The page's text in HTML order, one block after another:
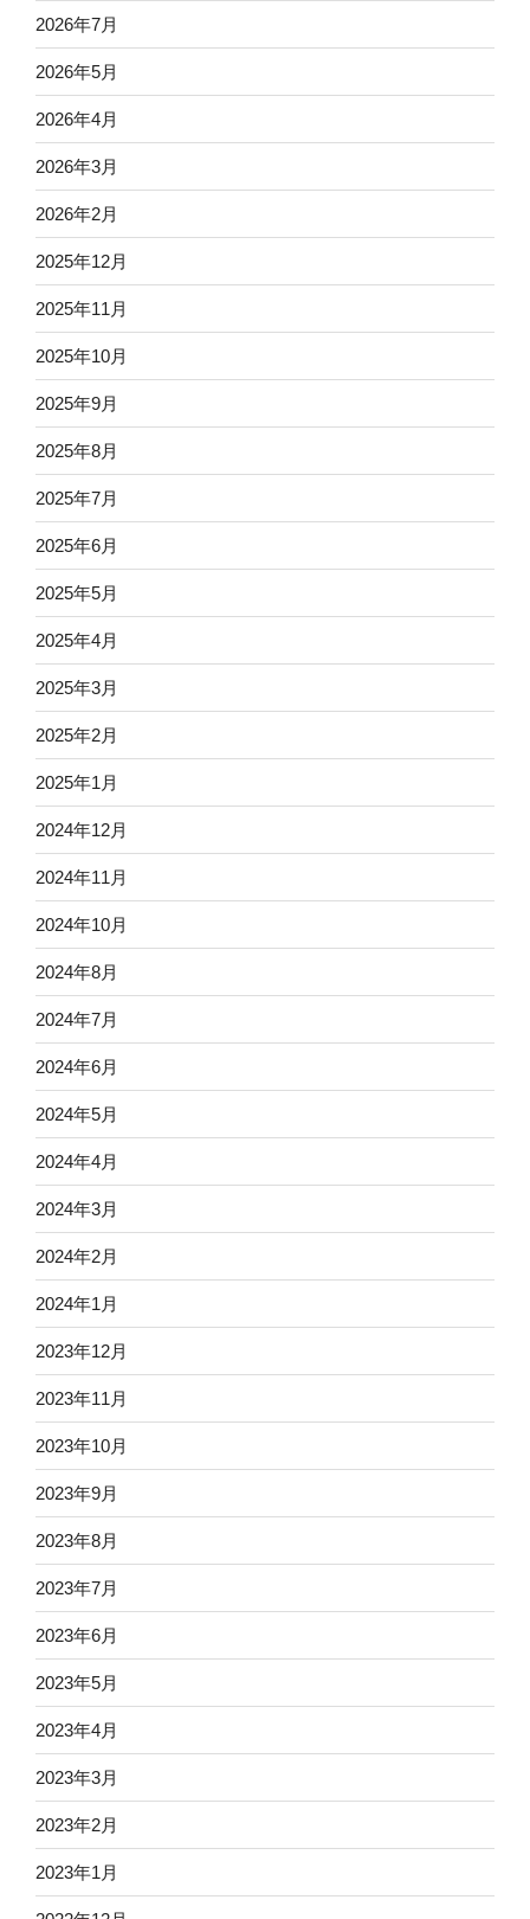
2026年7月
2026年5月
2026年4月
2026年3月
2026年2月
2025年12月
2025年11月
2025年10月
2025年9月
2025年8月
2025年7月
2025年6月
2025年5月
2025年4月
2025年3月
2025年2月
2025年1月
2024年12月
2024年11月
2024年10月
2024年8月
2024年7月
2024年6月
2024年5月
2024年4月
2024年3月
2024年2月
2024年1月
2023年12月
2023年11月
2023年10月
2023年9月
2023年8月
2023年7月
2023年6月
2023年5月
2023年4月
2023年3月
2023年2月
2023年1月